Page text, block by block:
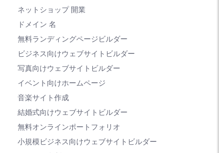
ネットショップ 開業
ドメイン 名
無料ランディングページビルダー
ビジネス向けウェブサイトビルダー
写真向けウェブサイトビルダー
イベント向けホームページ
音楽サイト作成
結婚式向けウェブサイトビルダー
無料オンラインポートフォリオ
小規模ビジネス向けウェブサイトビルダー